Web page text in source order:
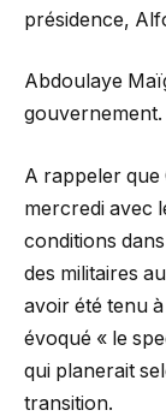
présidence,
Abdoulaye
gouvernement.
A rappeler que
mercredi avec
conditions
des militaires
avoir été tenu à
évoqué « le
qui planerait
transition.